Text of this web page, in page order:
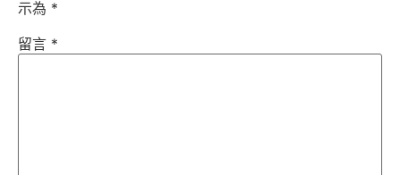
示為 *
留言 *